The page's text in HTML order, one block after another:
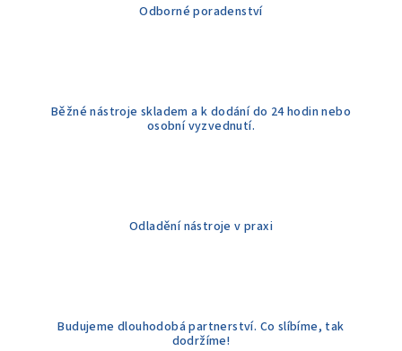
Odborné poradenství
Běžné nástroje skladem a k dodání do 24 hodin nebo
osobní vyzvednutí.
Odladění nástroje v praxi
Budujeme dlouhodobá partnerství. Co slíbíme, tak
dodržíme!